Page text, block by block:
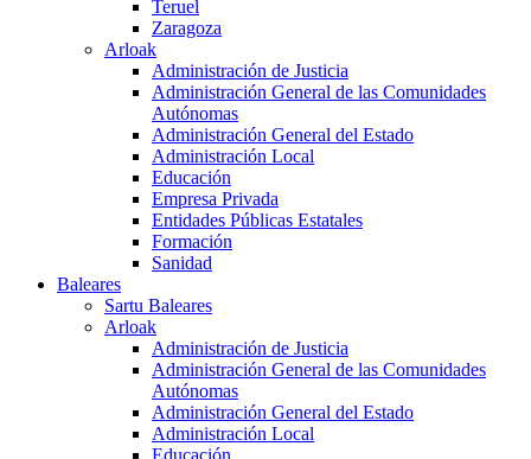
Teruel
Zaragoza
Arloak
Administración de Justicia
Administración General de las Comunidades
Autónomas
Administración General del Estado
Administración Local
Educación
Empresa Privada
Entidades Públicas Estatales
Formación
Sanidad
Baleares
Sartu Baleares
Arloak
Administración de Justicia
Administración General de las Comunidades
Autónomas
Administración General del Estado
Administración Local